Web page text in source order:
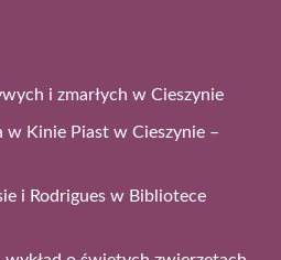
i zmarłych w Cieszynie
w Kinie Piast w Cieszynie –
i Rodrigues w Bibliotece